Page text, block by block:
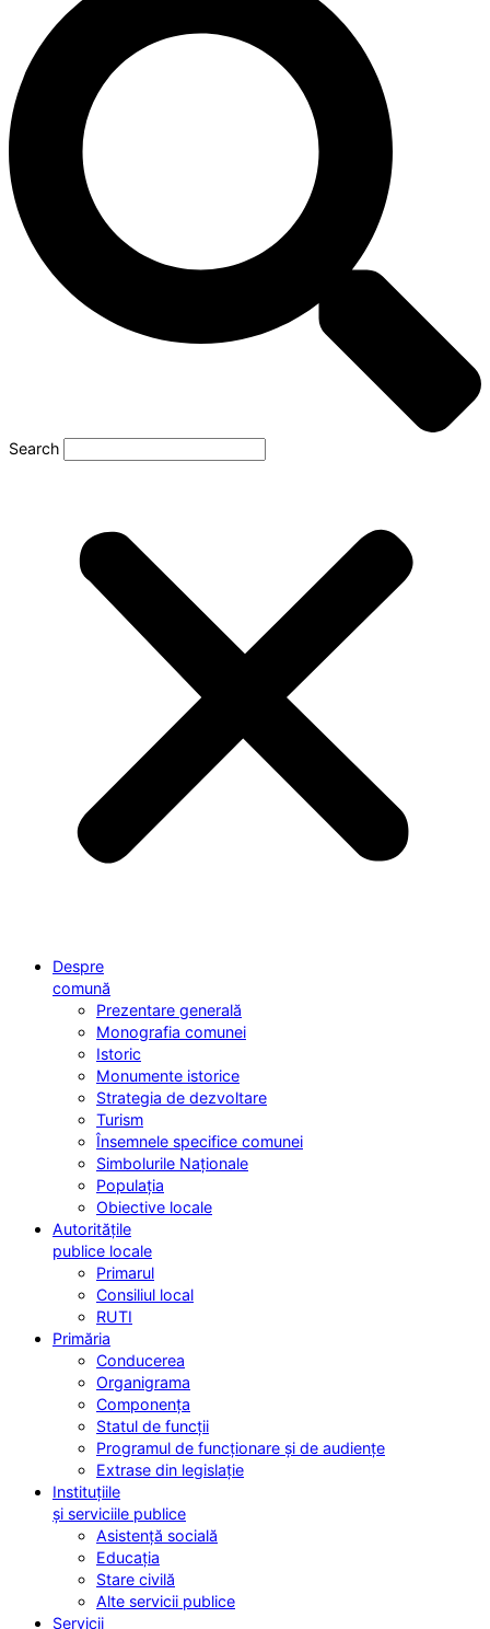
Search
Despre
comună
Prezentare generală
Monografia comunei
Istoric
Monumente istorice
Strategia de dezvoltare
Turism
Însemnele specifice comunei
Simbolurile Naționale
Populația
Obiective locale
Autoritățile
publice locale
Primarul
Consiliul local
RUTI
Primăria
Conducerea
Organigrama
Componența
Statul de funcții
Programul de funcționare și de audiențe
Extrase din legislație
Instituțiile
și serviciile publice
Asistență socială
Educația
Stare civilă
Alte servicii publice
Servicii